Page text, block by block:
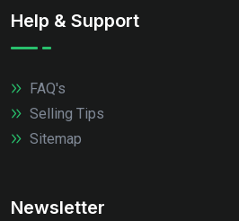
Help & Support
FAQ's
Selling Tips
Sitemap
Newsletter